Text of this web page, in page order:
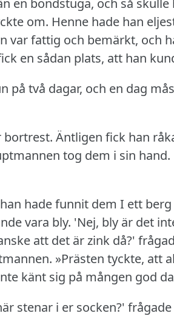
om. Henne hade han
var fattig och bemärkt, och
en sådan plats, att han
på två dagar, och en dag
bortrest. Äntligen fick han
tog dem i sin hand.
hade funnit dem I ett
vara bly. 'Nej, bly är det
att det är zink då?'
»Prästen tyckte, att
känt sig på mången god
stenar i er socken?'